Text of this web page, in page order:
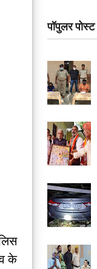
के
पॉपुलर पोस्ट